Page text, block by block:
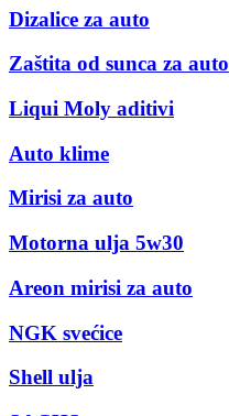
Dizalice za auto
Zaštita od sunca za auto
Liqui Moly aditivi
Auto klime
Mirisi za auto
Motorna ulja 5w30
Areon mirisi za auto
NGK svećice
Shell ulja